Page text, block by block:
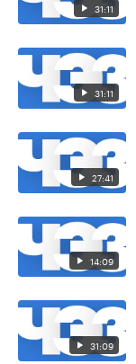
31:11
31:11
27:41
14:09
31:09